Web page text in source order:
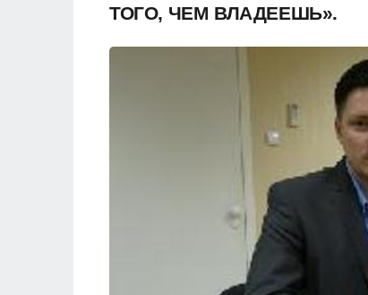
ТОГО, ЧЕМ ВЛАДЕЕШЬ».